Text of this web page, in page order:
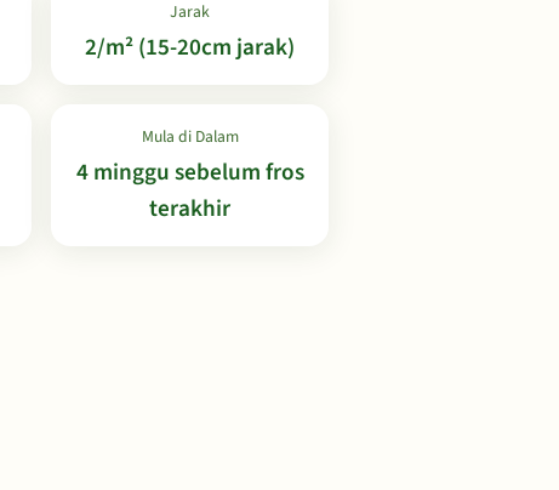
Jarak
2/m² (15-20cm jarak)
Mula di Dalam
4 minggu sebelum fros
terakhir